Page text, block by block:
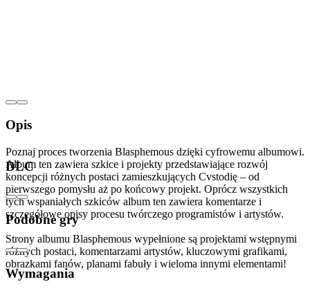
Opis
Poznaj proces tworzenia Blasphemous dzięki cyfrowemu albumowi.
Album ten zawiera szkice i projekty przedstawiające rozwój
koncepcji różnych postaci zamieszkujących Cvstodię – od
pierwszego pomysłu aż po końcowy projekt. Oprócz wszystkich
tych wspaniałych szkiców album ten zawiera komentarze i
szczegółowe opisy procesu twórczego programistów i artystów.
Strony albumu Blasphemous wypełnione są projektami wstępnymi
różnych postaci, komentarzami artystów, kluczowymi grafikami,
obrazkami fanów, planami fabuły i wieloma innymi elementami!
DLC
Podobne gry
Wymagania